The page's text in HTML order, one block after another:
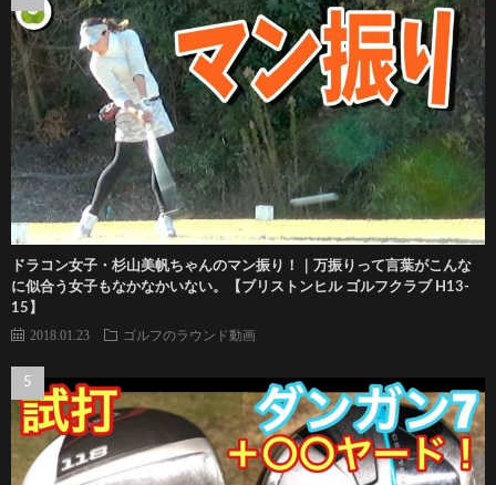
ドラコン女子・杉山美帆ちゃんのマン振り！｜万振りって言葉がこんな
に似合う女子もなかなかいない。【ブリストンヒル ゴルフクラブ H13-
15】
2018.01.23 ゴルフのラウンド動画